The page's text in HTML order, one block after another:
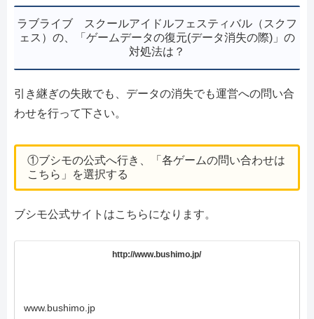
ラブライブ スクールアイドルフェスティバル（スクフ
ェス）の、「ゲームデータの復元(データ消失の際)」の
対処法は？
引き継ぎの失敗でも、データの消失でも運営への問い合
わせを行って下さい。
①ブシモの公式へ行き、「各ゲームの問い合わせは
こちら」を選択する
ブシモ公式サイトはこちらになります。
http://www.bushimo.jp/
www.bushimo.jp